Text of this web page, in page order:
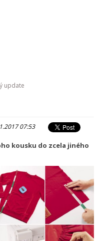
update
07:53
kousku do zcela jiného